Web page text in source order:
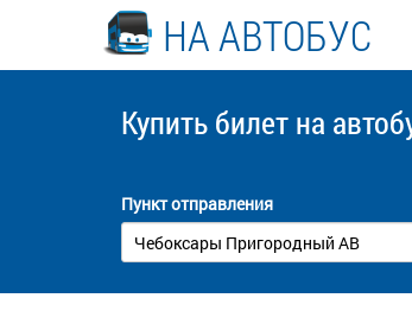
НА АВТОБУС
Купить билет на
Пункт отправления